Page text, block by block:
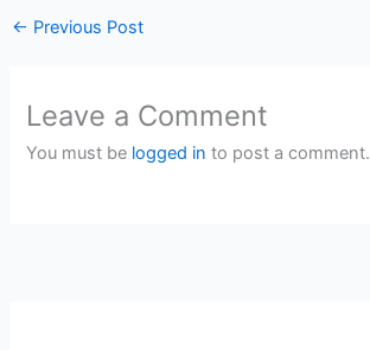
← Previous Post
Leave a Comment
You must be logged in to post a comment.